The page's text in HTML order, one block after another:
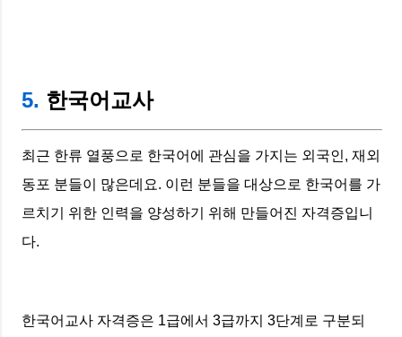
5. 한국어교사
최근 한류 열풍으로 한국어에 관심을 가지는 외국인, 재외
동포 분들이 많은데요. 이런 분들을 대상으로 한국어를 가
르치기 위한 인력을 양성하기 위해 만들어진 자격증입니
다.
한국어교사 자격증은 1급에서 3급까지 3단계로 구분되